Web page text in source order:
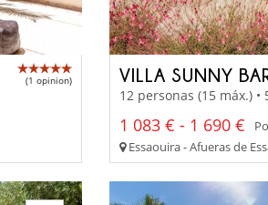
(1 opinion) VILLA SUNNY
12 personas (15 máx.)
1 083 € - 1 690 €
Essaouira - Afueras de